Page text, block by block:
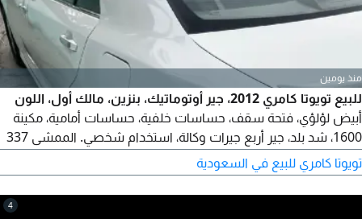
منذ يومين
للبيع تويوتا كامري 2012، جير أوتوماتيك، بنزين، مالك أول، اللون
أبيض لؤلؤي، فتحة سقف، حساسات خلفية، حساسات أمامية، مكينة
1600، شد بلد، جير أربع جيرات وكالة، استخدام شخصي. الممشى 337
ألف كم. سعر البيع 18 ألف. للتواصل.
تويوتا كامري للبيع في السعودية
4